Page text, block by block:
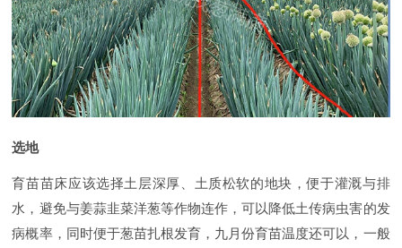
选地
育苗苗床应该选择土层深厚、土质松软的地块，便于灌溉与排
水，避免与姜蒜韭菜洋葱等作物连作，可以降低土传病虫害的发
病概率，同时便于葱苗扎根发育，九月份育苗温度还可以，一般